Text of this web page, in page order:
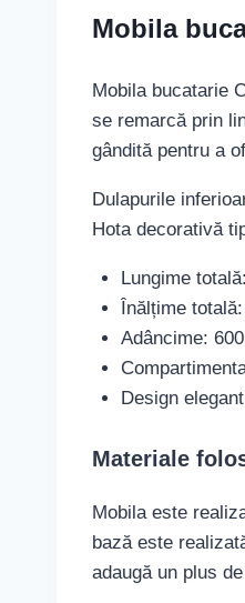
Mobila
Mobila bucatarie
se remarcă prin
gândită pentru a
Dulapurile
Hota decorativă
Lungime
Înălțime
Adâncime:
Design
Materiale
Mobila este
bază este
adaugă un plus